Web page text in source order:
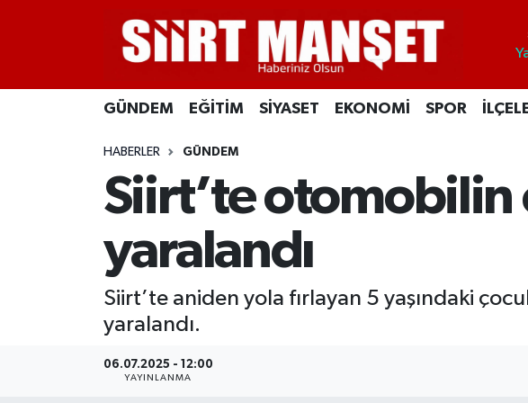
GÜNDEM EĞİTİM SİYASET EKONOMİ SPOR
HABERLER GÜNDEM
Siirt’te otomobilin
yaralandı
Siirt’te aniden yola fırlayan 5 yaşındaki
yaralandı.
06.07.2025 - 12:00
YAYINLANMA
SİYASET
EKONOMİ
İLÇELER
Siirt Nöbetçi Eczaneler
Siirt Hava Durumu
Siirt Namaz Vakitleri
Siirt Trafik Yoğunluk Haritası
Süper Lig Puan Durumu ve Fikstür
Tüm Manşetler